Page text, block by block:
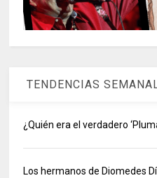
TENDENCIAS
¿Quién era el verdadero
Los hermanos de Diomedes